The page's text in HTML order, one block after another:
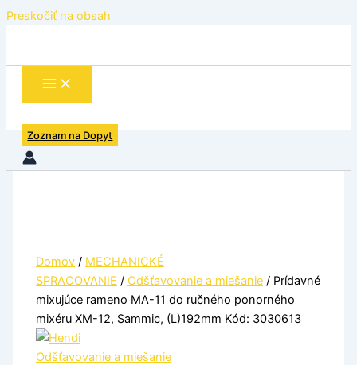
Preskočiť na obsah
Zoznam na Dopyt
Domov / MECHANICKÉ
SPRACOVANIE / Odšťavovanie a miešanie / Prídavné
mixujúce rameno MA-11 do ručného ponorného
mixéru XM-12, Sammic, (L)192mm Kód: 3030613
Odšťavovanie a miešanie